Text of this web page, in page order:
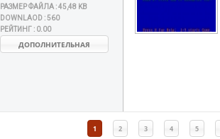
РАЗМЕР ФАЙЛА :45,48 KB
DOWNLAOD :560
РЕЙТИНГ : 0.00
ДОПОЛНИТЕЛЬНАЯ
1 2 3 4 5